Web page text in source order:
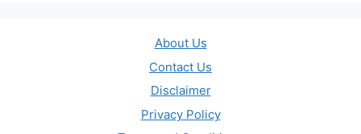
About Us
Contact Us
Disclaimer
Privacy Policy